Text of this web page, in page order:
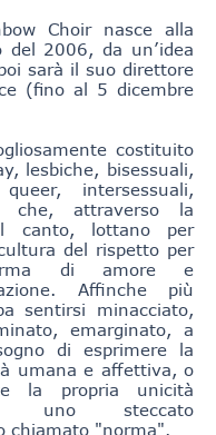
Choir nasce alla
del 2006, da un’idea
sarà il suo direttore
(fino al 5 dicembre
costituito
lesbiche, bisessuali,
intersessuali,
che, attraverso la
canto, lottano per
del rispetto per
di amore e
Affinche più
sentirsi minacciato,
emarginato, a
di esprimere la
umana e affettiva, o
la propria unicità
uno steccato
chiamato "norma".